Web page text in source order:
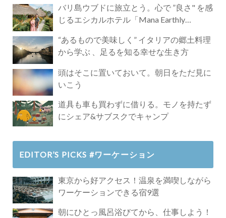
バリ島ウブドに旅立とう。心で ”良さ" を感
じるエシカルホテル「Mana Earthly
“あるもので美味しく” イタリアの郷土料理
から学ぶ 、足るを知る幸せな生き方
頭はそこに置いておいて。朝日をただ見に
いこう
道具も車も買わずに借りる。モノを持たず
にシェア&サブスクでキャンプ
EDITOR’S PICKS #ワーケーション
東京から好アクセス！温泉を満喫しながら
ワーケーションできる宿9選
朝にひとっ風呂浴びてから、仕事しよう！